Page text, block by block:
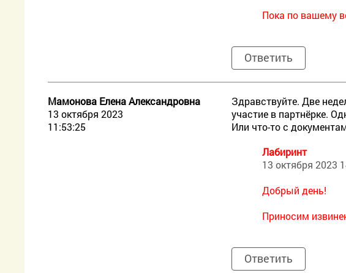
Пока по вашему
Ответить
Мамонова Елена Александровна
13 октября 2023
11:53:25
Здравствуйте. Две
участие в партнёрке.
Или что-то с
Лабиринт
13 октября 2023
Добрый день!
Приносим
Ответить